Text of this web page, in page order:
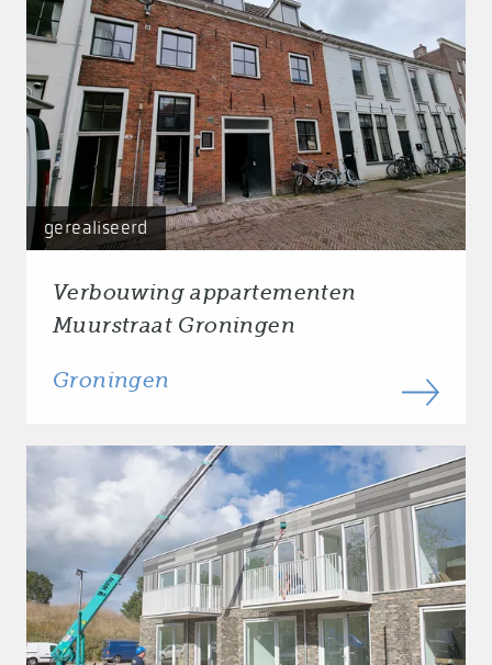
gerealiseerd
Verbouwing appartementen
Muurstraat Groningen
Groningen